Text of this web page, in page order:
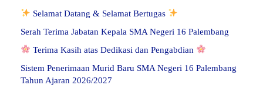
Selamat Datang & Selamat Bertugas
Serah Terima Jabatan Kepala SMA Negeri 16 Palembang
Terima Kasih atas Dedikasi dan Pengabdian
Sistem Penerimaan Murid Baru SMA Negeri 16 Palembang
Tahun Ajaran 2026/2027